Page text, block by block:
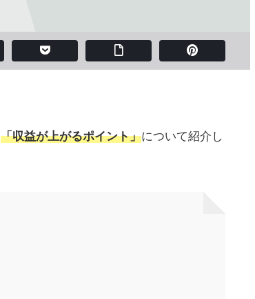
「収益が上がるポイント」について紹介し